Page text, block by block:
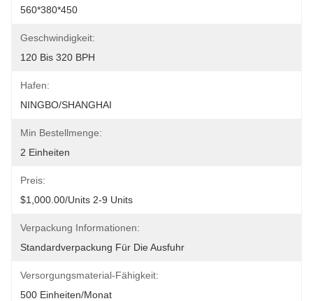
560*380*450
Geschwindigkeit:
120 Bis 320 BPH
Hafen:
NINGBO/SHANGHAI
Min Bestellmenge:
2 Einheiten
Preis:
$1,000.00/units 2-9 Units
Verpackung Informationen:
Standardverpackung Für Die Ausfuhr
Versorgungsmaterial-Fähigkeit:
500 Einheiten/Monat